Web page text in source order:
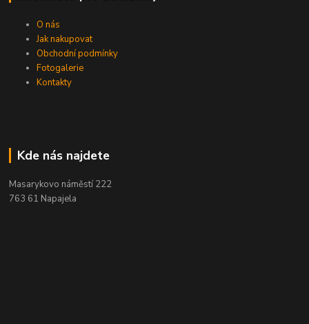
O nás
Jak nakupovat
Obchodní podmínky
Fotogalerie
Kontakty
Kde nás najdete
Masarykovo náměstí 222
763 61 Napajela